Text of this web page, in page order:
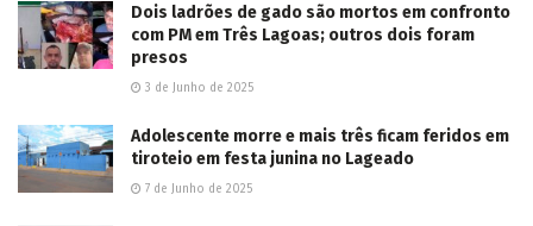
Dois ladrões de gado são mortos em confronto
com PM em Três Lagoas; outros dois foram
presos
3 de Junho de 2025
Adolescente morre e mais três ficam feridos em
tiroteio em festa junina no Lageado
7 de Junho de 2025